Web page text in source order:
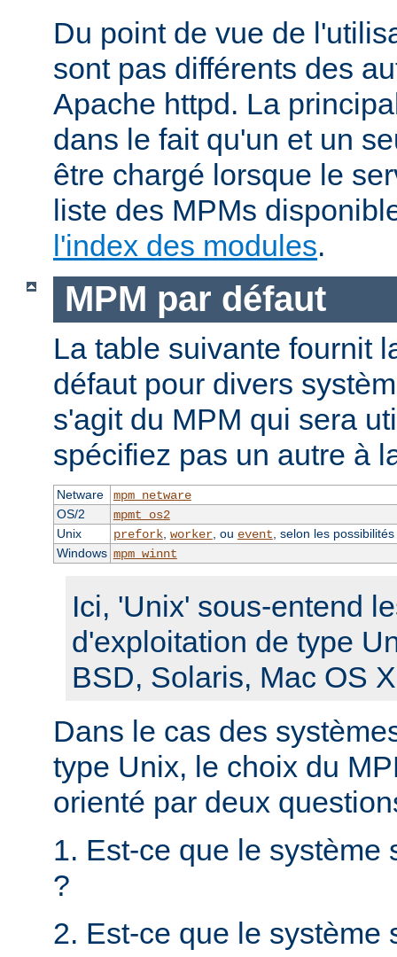
Du point de vue de
sont pas différents des
Apache httpd. La
dans le fait qu'un et un
être chargé lorsque le
liste des MPMs
l'index des modules.
MPM par défaut
La table suivante fournit
défaut pour divers
s'agit du MPM qui sera
spécifiez pas un autre à
Netware
mpm_netware
OS/2
mpmt_os2
Unix
prefork, worker, ou event , selon les
Windows mpm_winnt
Ici, 'Unix' sous-entend
d'exploitation de type
BSD, Solaris, Mac OS
Dans le cas des
type Unix, le choix du
orienté par deux
1. Est-ce que le système
?
2. Est-ce que le système